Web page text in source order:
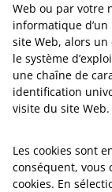
Web ou par votre
informatique
site Web, alors un
le système
une chaîne de
identification
visite du site Web.
Les cookies sont
conséquent, vous
cookies. En